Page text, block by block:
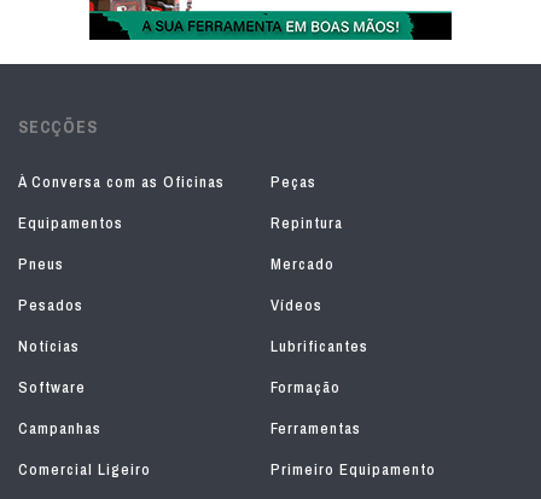
SECÇÕES
À Conversa com as Oficinas
Peças
Equipamentos
Repintura
Pneus
Mercado
Pesados
Vídeos
Notícias
Lubrificantes
Software
Formação
Campanhas
Ferramentas
Comercial Ligeiro
Primeiro Equipamento